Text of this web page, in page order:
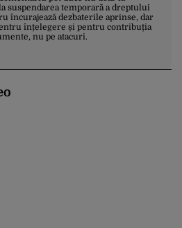
suspendarea temporară a dreptului
încurajează dezbaterile aprinse, dar
înțelegere și pentru contribuția
nu pe atacuri.